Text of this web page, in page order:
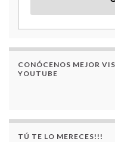
CONÓCENOS MEJOR
YOUTUBE
TÚ TE LO MERECES!!!